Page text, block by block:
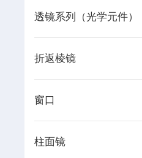
透镜系列（光学元件）
折返棱镜
窗口
柱面镜